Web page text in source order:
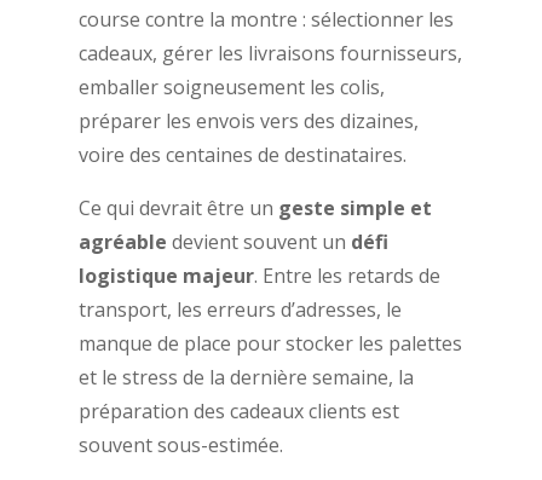
course contre la montre : sélectionner les
cadeaux, gérer les livraisons fournisseurs,
emballer soigneusement les colis,
préparer les envois vers des dizaines,
voire des centaines de destinataires.
Ce qui devrait être un geste simple et
agréable devient souvent un défi
logistique majeur. Entre les retards de
transport, les erreurs d’adresses, le
manque de place pour stocker les palettes
et le stress de la dernière semaine, la
préparation des cadeaux clients est
souvent sous-estimée.